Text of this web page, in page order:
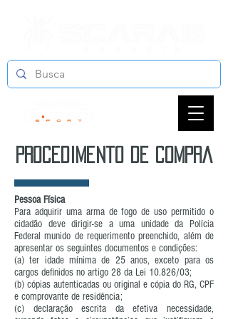
procedimento de compra
Pessoa Física
Para adquirir uma arma de fogo de uso permitido o
cidadão deve dirigir-se a uma unidade da Polícia
Federal munido de requerimento preenchido, além de
apresentar os seguintes documentos e condições:
(a) ter idade mínima de 25 anos, exceto para os
cargos definidos no artigo 28 da Lei 10.826/03;
(b) cópias autenticadas ou original e cópia do RG, CPF
e comprovante de residência;
(c) declaração escrita da efetiva necessidade,